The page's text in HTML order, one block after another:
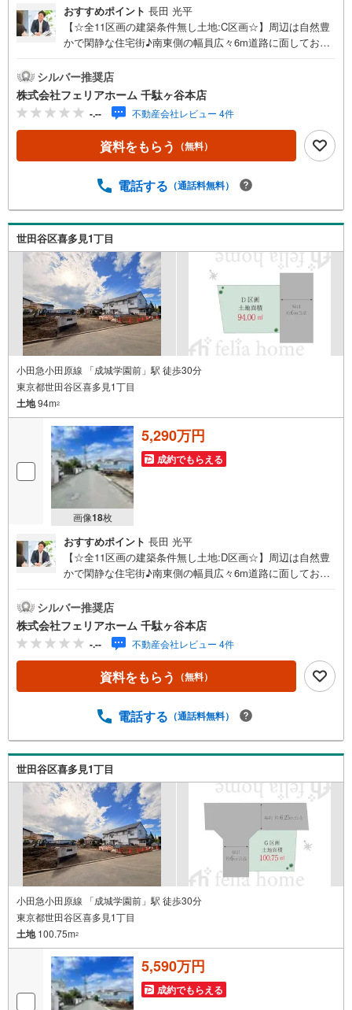
おすすめポイント 長田 光平
【☆全11区画の建築条件無し土地:C区画☆】周辺は自然豊
かで閑静な住宅街♪南東側の幅員広々6m道路に面しており
ーにて建築可能です◎フェリアホーム千駄ヶ谷本店は、土
地・新築戸建・中古戸建・中古マンションなど幅広い物件
を取り扱っております。ご購入をご検討のお客様やご売却
をご検討のお手伝いが可能です!!■インターネット予約で当
日見学が可能です（1）［室内・現地を見学する］をクリッ
ク（2）本日～4日以内をご希望の方は「ご要望・ご質問
でのお問い合わせがスムーズです。【Yahoo！ 不動産キャ
トがもらえる「Yahoo！不動産 物件ご成約キャンペーン」
の対象になります。「資料をもらう」「見学予約をする」
ボタンからお問い合わせください。※必ずYahoo！ JAPAN I
Dでログインしてください。※PayPayポイントは出金と譲
渡はできません。”
シルバー推奨店
株式会社フェリアホーム 千駄ヶ谷本店
-.-- 不動産会社レビュー 4件
資料をもらう （無料）
電話する （通話料無料）
世田谷区喜多見1丁目
小田急小田原線 「成城学園前」駅 徒歩30分
東京都世田谷区喜多見1丁目
土地94m2
画像18枚
5,290万円
成約でもらえる
おすすめポイント 長田 光平
【☆全11区画の建築条件無し土地:D区画☆】周辺は自然豊
かで閑静な住宅街♪南東側の幅員広々6m道路に面しており
ーにて建築可能です◎フェリアホーム千駄ヶ谷本店は、土
地・新築戸建・中古戸建・中古マンションなど幅広い物件
を取り扱っております。ご購入をご検討のお客様やご売却
をご検討のお手伝いが可能です!!■インターネット予約で当
日見学が可能です（1）［室内・現地を見学する］をクリッ
ク（2）本日～4日以内をご希望の方は「ご要望・ご質問
でのお問い合わせがスムーズです。【Yahoo！ 不動産キャ
トがもらえる「Yahoo！不動産 物件ご成約キャンペーン」
の対象になります。「資料をもらう」「見学予約をする」
ボタンからお問い合わせください。※必ずYahoo！ JAPAN I
Dでログインしてください。※PayPayポイントは出金と譲
渡はできません。”
シルバー推奨店
株式会社フェリアホーム 千駄ヶ谷本店
-.-- 不動産会社レビュー 4件
資料をもらう （無料）
電話する （通話料無料）
世田谷区喜多見1丁目
小田急小田原線 「成城学園前」駅 徒歩30分
東京都世田谷区喜多見1丁目
土地100.75m2
5,590万円
成約でもらえる